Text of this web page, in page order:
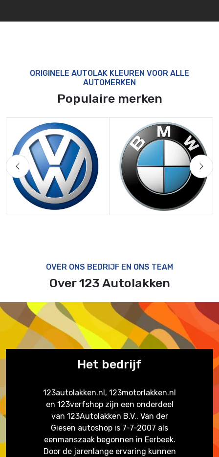
ORIGINELE AUTOLAK KLEUREN VOOR ALLE
AUTOMERKEN
Populaire merken
Previous Next
OVER ONS BEDRIJF EN ONS TEAM
Over 123 Autolakken
Het bedrijf
123autolakken.nl, 123motorlakken.nl
en 123verfshop zijn een onderdeel
van 123Autolakken B.V.. Van der
Giesen autoshop is 7-7-2007 als
eenmanszaak begonnen in Eerbeek.
Door de jarenlange ervaring kunnen